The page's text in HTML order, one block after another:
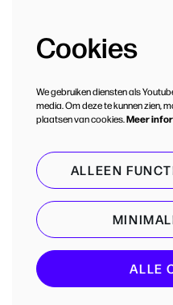
Cookies
We gebruiken diensten als
media. Om deze te kunnen zien,
plaatsen van cookies.Meer
ALLEEN
ALLE